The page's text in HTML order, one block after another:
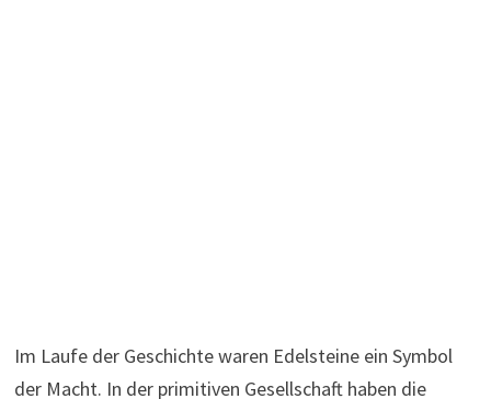
Im Laufe der Geschichte waren Edelsteine ​​ein Symbol
der Macht. In der primitiven Gesellschaft haben die